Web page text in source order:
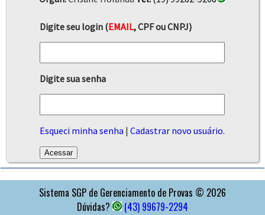
Digite seu login (EMAIL, CPF ou CNPJ)
Digite sua senha
Esqueci minha senha |Cadastrar novo usuário.
Sistema SGP de Gerenciamento de Provas © 2026
Dúvidas?
(43) 99679-2294